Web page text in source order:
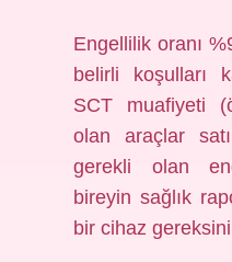
Engellilik oranı
belirli koşulları
SCT muafiyeti
olan araçlar
gerekli olan
bireyin sağlık
bir cihaz